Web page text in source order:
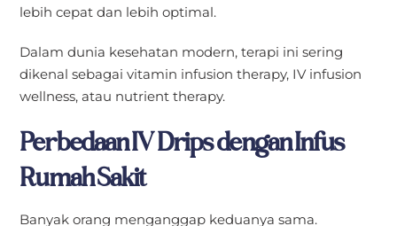
lebih cepat dan lebih optimal.
Dalam dunia kesehatan modern, terapi ini sering
dikenal sebagai vitamin infusion therapy, IV infusion
wellness, atau nutrient therapy.
Perbedaan IV Drips dengan Infus
Rumah Sakit
Banyak orang menganggap keduanya sama.